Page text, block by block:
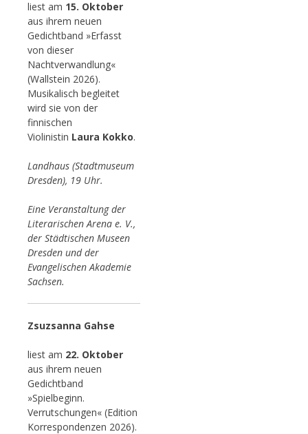
liest am 15. Oktober
aus ihrem neuen
Gedichtband »Erfasst
von dieser
Nachtverwandlung«
(Wallstein 2026).
Musikalisch begleitet
wird sie von der
finnischen
Violinistin Laura Kokko.
Landhaus (Stadtmuseum
Dresden), 19 Uhr.
Eine Veranstaltung der
Literarischen Arena e. V.,
der Städtischen Museen
Dresden und der
Evangelischen Akademie
Sachsen.
Zsuzsanna Gahse
liest am 22. Oktober
aus ihrem neuen
Gedichtband
»Spielbeginn.
Verrutschungen« (Edition
Korrespondenzen 2026).